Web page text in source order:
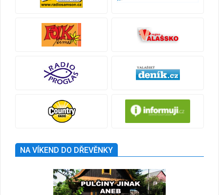
NA VÍKEND DO DŘEVĚNKY